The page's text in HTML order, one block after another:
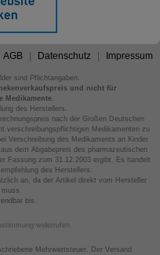
AGB Datenschutz Impressum
sind Pflichtangaben.
und nicht für
des Herstellers.
nach der Großen Deutschen
verschreibungspflichtigen Medikamenten zu
Verschreibung des Medikaments an Kinder
dem Abgabepreis des pharmazeutischen
Fassung zum 31.12.2003 ergibt. Es handelt
des Herstellers.
an, da der Artikel direkt vom Hersteller
bis.
widerrufen
Mehrwertsteuer. Der Versand